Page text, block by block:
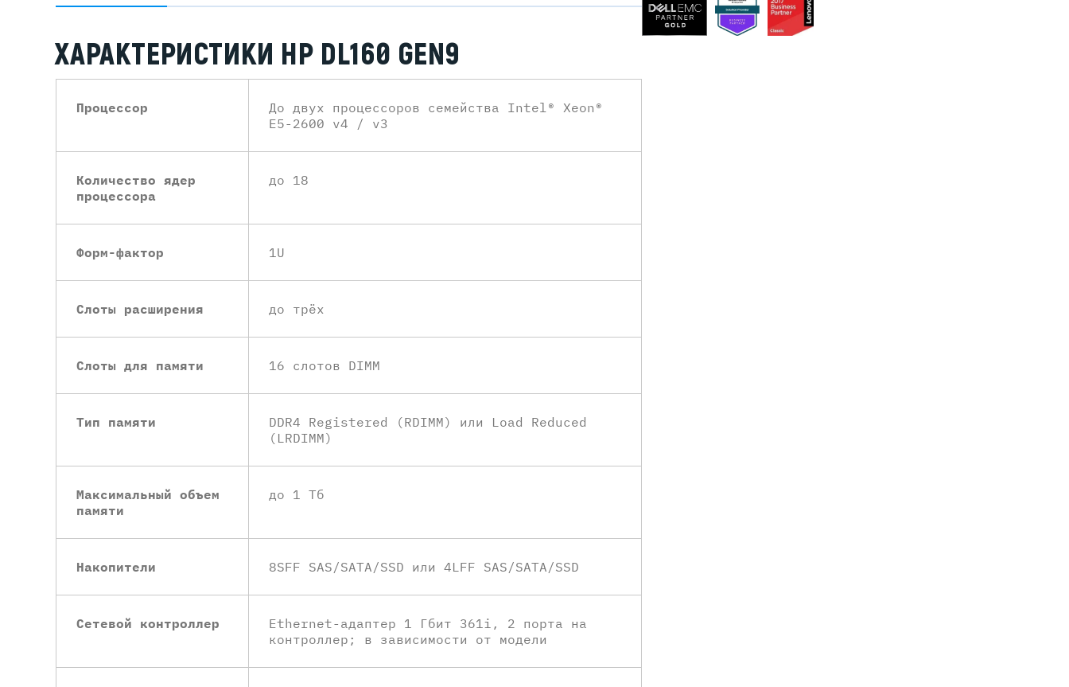
ХАРАКТЕРИСТИКИ HP DL160 GEN9
Процессор
До двух процессоров семейства Intel® Xeon®
E5-2600 v4 / v3
Количество ядер
процессора
до 18
Форм-фактор 1U
Слоты расширения до трёх
Слоты для памяти 16 слотов DIMM
Тип памяти
DDR4 Registered (RDIMM) или Load Reduced
(LRDIMM)
Максимальный объем
памяти
до 1 Тб
Накопители 8SFF SAS/SATA/SSD или 4LFF SAS/SATA/SSD
Сетевой контроллер
Ethernet-адаптер 1 Гбит 361i, 2 порта на
контроллер; в зависимости от модели